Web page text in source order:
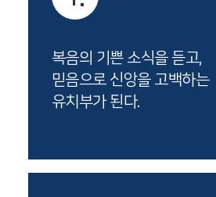
복음의 기쁜 소식을 듣고,
믿음으로 신앙을 고백하는
유치부가 된다.